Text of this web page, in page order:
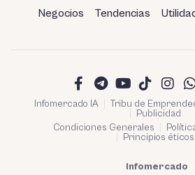
Negocios Tendencias
Infomercado IA Tribu de
Publicidad
Condiciones Generales
Principios éticos
Infomercado